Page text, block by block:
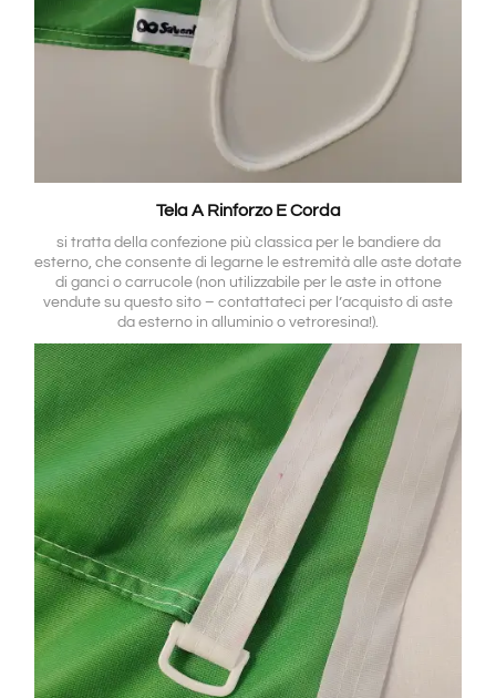
Tela A Rinforzo E Corda
si tratta della confezione più classica per le bandiere da
esterno, che consente di legarne le estremità alle aste dotate
di ganci o carrucole (non utilizzabile per le aste in ottone
vendute su questo sito – contattateci per l’acquisto di aste
da esterno in alluminio o vetroresina!).